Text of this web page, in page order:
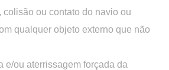
colisão ou contato do navio ou
qualquer objeto externo que não
e/ou aterrissagem forçada da